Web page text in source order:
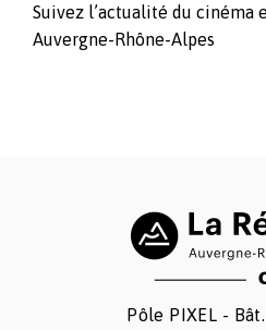
Suivez l’actualité du cinéma
Auvergne-Rhône-Alpes
Pôle PIXEL -